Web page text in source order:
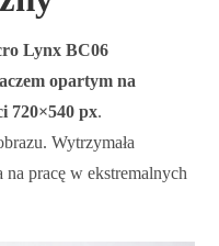
Lynx BC06
opartym na
720×540 px.
Wytrzymała
pracę w ekstremalnych